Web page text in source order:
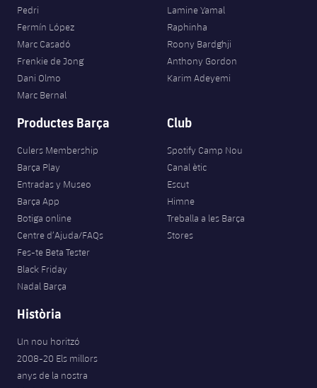
Pedri
Fermín López
Marc Casadó
Frenkie de Jong
Dani Olmo
Marc Bernal
Lamine Yamal
Raphinha
Roony Bardghji
Anthony Gordon
Karim Adeyemi
Productes Barça
Culers Membership
Barça Play
Entradas y Museo
Barça App
Botiga online
Centre d’Ajuda/FAQs
Fes-te Beta Tester
Black Friday
Nadal Barça
Club
Spotify Camp Nou
Canal ètic
Escut
Himne
Treballa a les Barça
Stores
Història
Un nou horitzó
2008-20 Els millors
anys de la nostra